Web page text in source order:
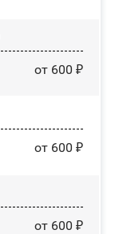
от 600 ₽
от 600 ₽
от 600 ₽